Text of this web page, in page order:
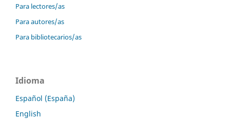
Para lectores/as
Para autores/as
Para bibliotecarios/as
Idioma
Español (España)
English